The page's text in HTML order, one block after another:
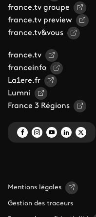
france.tv groupe
france.tv preview
france.tv&vous
france.tv
franceinfo
La1ere.fr
Lumni
France 3 Régions
Mentions légales
Gestion des traceurs